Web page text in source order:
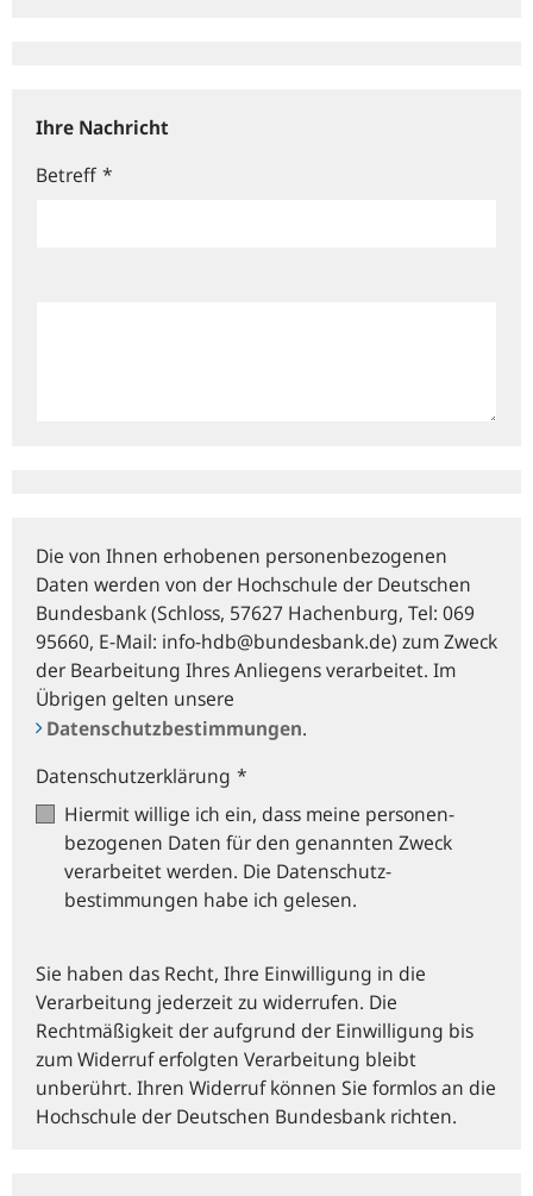
Ihre Nachricht
Betreff *
Die von Ihnen erhobenen personenbezogenen
Daten werden von der Hochschule der Deutschen
Bundesbank (Schloss, 57627 Hachenburg, Tel: 069
95660, E‑Mail: info-hdb@bundesbank.de) zum Zweck
der Bearbeitung Ihres Anliegens verarbeitet. Im
Übrigen gelten unsere
Datenschutzbestimmungen.
Datenschutzerklärung *
Hiermit willige ich ein, dass meine personen­
bezogenen Daten für den genannten Zweck
verarbeitet werden. Die Datenschutz­
bestimmungen habe ich gelesen.
Sie haben das Recht, Ihre Einwilligung in die
Verarbeitung jederzeit zu widerrufen. Die
Rechtmäßigkeit der aufgrund der Einwilligung bis
zum Widerruf erfolgten Verarbeitung bleibt
unberührt. Ihren Widerruf können Sie formlos an die
Hochschule der Deutschen Bundesbank richten.